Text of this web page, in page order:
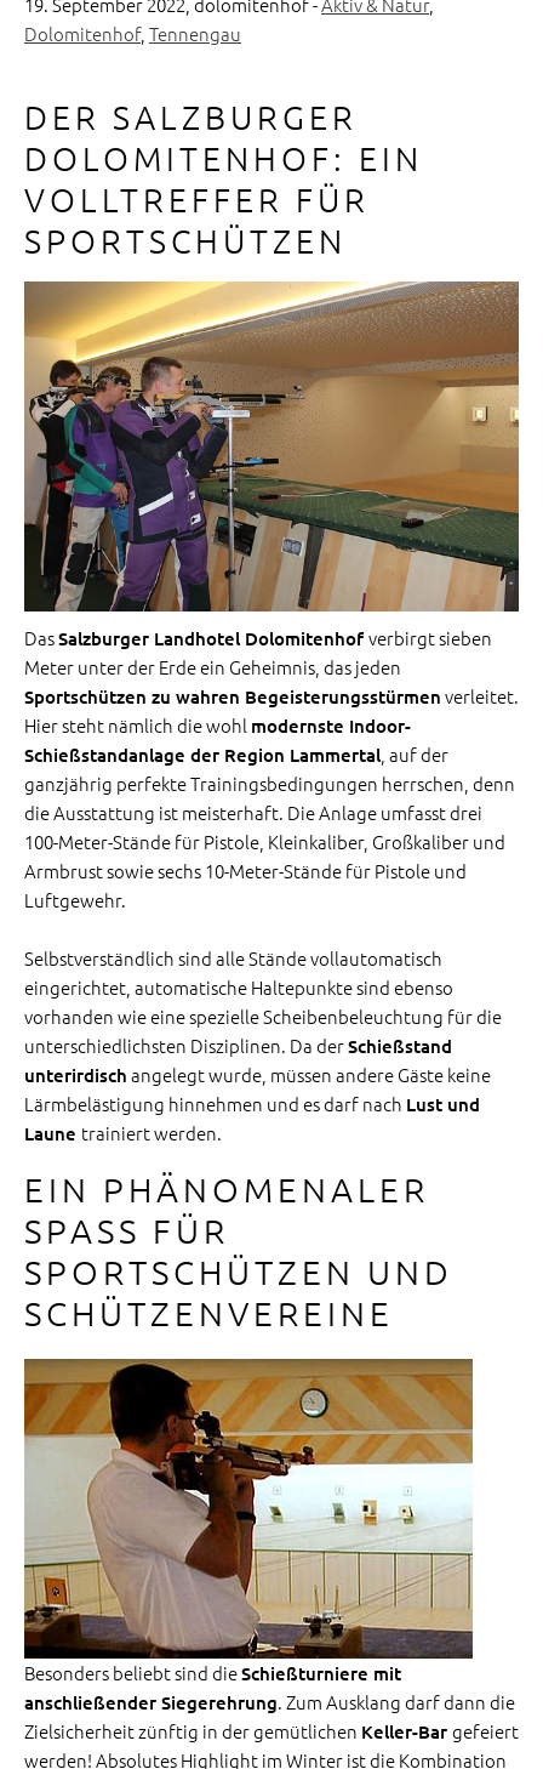
Dolomitenhof, Tennengau
DER SALZBURGER
DOLOMITENHOF: EIN
VOLLTREFFER FÜR
SPORTSCHÜTZEN
DasSalzburger Landhotel Dolomitenhofverbirgt sieben
Meter unter der Erde ein Geheimnis, das jeden
Sportschützen zu wahren Begeisterungsstürmen verleitet.
Hier steht nämlich die wohl modernste Indoor-
Schießstandanlage der Region Lammertal , auf der
ganzjährig perfekte Trainingsbedingungen herrschen, denn
die Ausstattung ist meisterhaft. Die Anlage umfasst drei
100-Meter-Stände für Pistole, Kleinkaliber, Großkaliber und
Armbrust sowie sechs 10-Meter-Stände für Pistole und
Luftgewehr.
Selbstverständlich sind alle Stände vollautomatisch
eingerichtet, automatische Haltepunkte sind ebenso
vorhanden wie eine spezielle Scheibenbeleuchtung für die
unterschiedlichsten Disziplinen. Da derSchießstand
unterirdisch angelegt wurde, müssen andere Gäste keine
Lärmbelästigung hinnehmen und es darf nach Lust und
Laune trainiert werden.
EIN PHÄNOMENALER
SPASS FÜR S
PORTSCHÜTZEN UND S
CHÜTZENVEREINE
Besonders beliebt sind dieSchießturniere mit
anschließender Siegerehrung. Zum Ausklang darf dann die
Zielsicherheit zünftig in der gemütlichen Keller-Bar gefeiert
werden! Absolutes Highlight im Winter ist die Kombination